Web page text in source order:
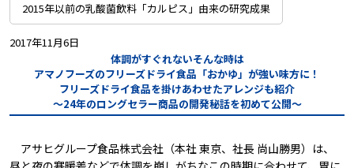
2015年以前の乳酸菌飲料「カルピス」由来の研究成果
2017年11月6日
体調がすぐれないそんな時は
アマノフーズのフリーズドライ食品「おかゆ」が強い味方に！
フリーズドライ食品を掛けあわせたアレンジも紹介
～24年のロングセラー商品の開発秘話を初めて公開～
アサヒグループ食品株式会社（本社 東京、社長 尚山勝男）は、